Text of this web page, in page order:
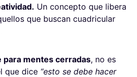
Un concepto que libera
que buscan cuadricular
para mentes cerradas, no es
que dice “esto se debe hacer